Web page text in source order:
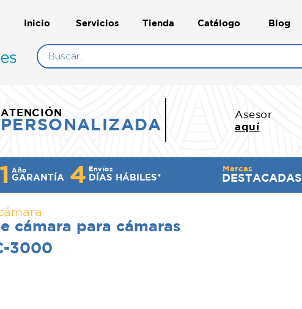
Inicio Servicios Tienda Catálogo Blog
ATENCIÓN
PERSONALIZADA
Asesor
aquí
1 GARANTÍA
Año 4 DÍ​AS HÁBILES*
Envíos
DESTACADAS
Marcas
cámara para cámaras
3000